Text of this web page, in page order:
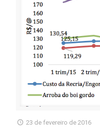
23 de fevereiro de 2016